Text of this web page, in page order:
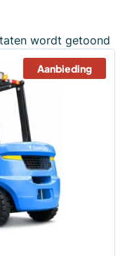
wordt getoond
Aanbieding